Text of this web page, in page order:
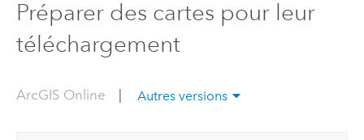
Préparer des cartes pour leur
téléchargement
ArcGIS Online Autres versions